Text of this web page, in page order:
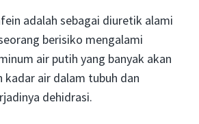
adalah sebagai diuretik alami
berisiko mengalami
air putih yang banyak akan
kadar air dalam tubuh dan
dehidrasi.